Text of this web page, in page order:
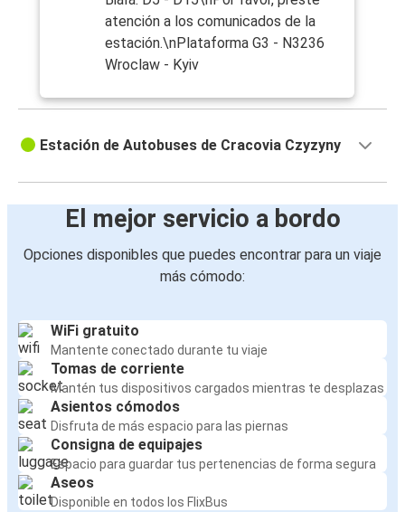
atención a los comunicados de la
estación.\nPlataforma G3 - N3236
Wroclaw - Kyiv
Estación de Autobuses de Cracovia Czyzyny
El mejor servicio a bordo
Opciones disponibles que puedes encontrar para un viaje
más cómodo:
WiFi gratuito
Mantente conectado durante tu viaje
Tomas de corriente
Mantén tus dispositivos cargados mientras te desplazas
Asientos cómodos
Disfruta de más espacio para las piernas
Consigna de equipajes
Espacio para guardar tus pertenencias de forma segura
Aseos
Disponible en todos los FlixBus